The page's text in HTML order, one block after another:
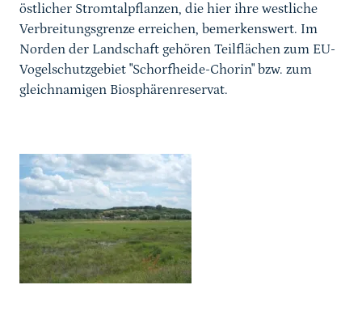
östlicher Stromtalpflanzen, die hier ihre westliche
Verbreitungsgrenze erreichen, bemerkenswert. Im
Norden der Landschaft gehören Teilflächen zum EU-
Vogelschutzgebiet "Schorfheide-Chorin" bzw. zum
gleichnamigen Biosphärenreservat.